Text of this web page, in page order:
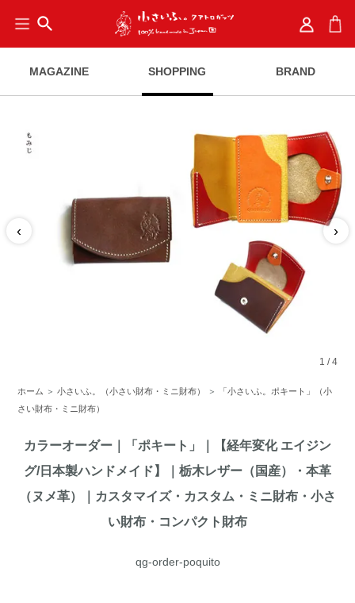
search
MAGAZINE SHOPPING BRAND
‹ ›
1 /4
ホーム ＞小さいふ。（小さい財布・ミニ財布） ＞
「小さいふ。ポキート」（小
さい財布・ミニ財布）
カラーオーダー｜「ポキート」｜【経年変化 エイジン
グ/日本製ハンドメイド】｜栃木レザー（国産）・本革
（ヌメ革）｜カスタマイズ・カスタム・ミニ財布・小さ
い財布・コンパクト財布
qg-order-poquito